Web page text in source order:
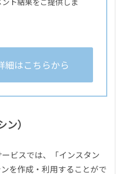
細はこちらから
）
ビスでは、「インスタン
を作成・利用することがで